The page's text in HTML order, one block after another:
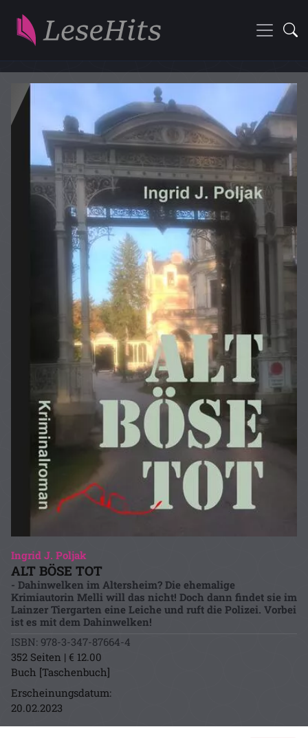
Ingrid J. Poljak
ALT BÖSE TOT
- Dahinwelken im Altersheim? Die ehemalige
Krimiautorin Melli will das nicht! Doch dann findet sie im
Lainzer Tiergarten eine Leiche und ruft die Polizei. Vorbei
ist es mit dem Dahinwelken!
ISBN: 978-3-347-87664-4
352 Seiten | € 12.00
Buch [Taschenbuch]
Erscheinungsdatum:
20.02.2023